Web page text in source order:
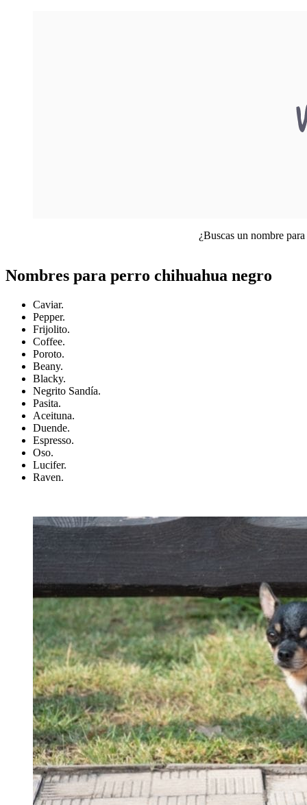
¿Buscas un nombre
Nombres para perro chihuahua negro
Caviar.
Pepper.
Frijolito.
Coffee.
Poroto.
Beany.
Blacky.
Negrito Sandía.
Pasita.
Aceituna.
Duende.
Espresso.
Oso.
Lucifer.
Raven.